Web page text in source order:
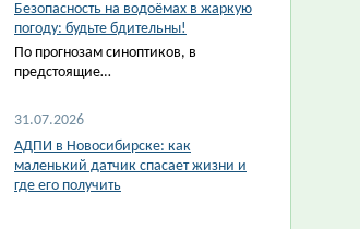
Безопасность на водоёмах в жаркую
погоду: будьте бдительны!
По прогнозам синоптиков, в
предстоящие…
31.07.2026
АДПИ в Новосибирске: как
маленький датчик спасает жизни и
где его получить